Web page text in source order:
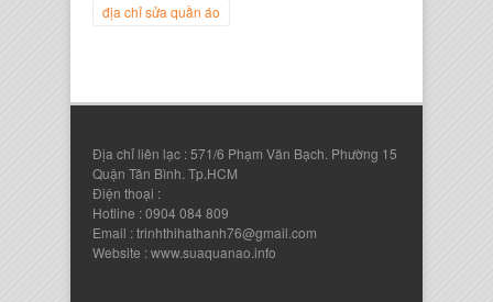
Nguyễn Thanh Sang
Giám Đốc Công ty Lam Sơn Phát
địa chỉ sửa quần áo
Địa chỉ liên lạc : 571/6 Phạm Văn Bạch. Phường 15
Quận Tân Bình. Tp.HCM
Điện thoại :
Hotline : 0904 084 809
Email : trinhthihathanh76@gmail.com
Website : www.suaquanao.info